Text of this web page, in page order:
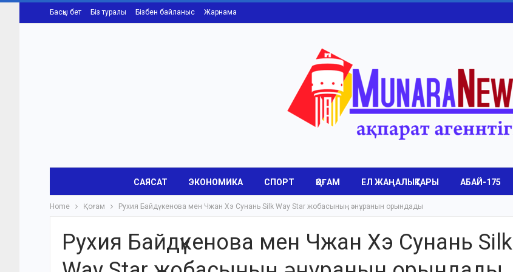
Басқы бет Біз туралы Бізбен байланыс Жарнама
САЯСАТ ЭКОНОМИКА СПОРТ ҚОҒАМ ЕЛ ЖАҢАЛЫҚТАРЫ АБАЙ-175
Home Қоғам Рухия Байдүкенова мен Чжан Хэ Сунань Silk Way Star жобасының әнұранын орындады
Рухия Байдүкенова мен Чжан Хэ Сунань Silk